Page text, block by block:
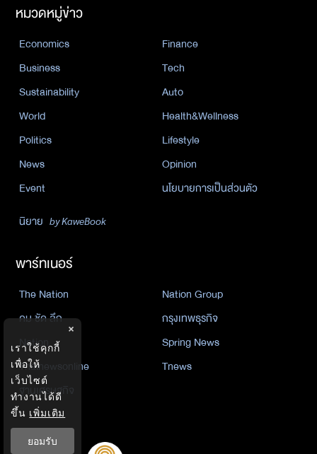
หมวดหมู่ข่าว
Economics
Finance
Business
Tech
Sustainability
Auto
World
Health&Wellness
Politics
Lifestyle
News
Opinion
Event
นโยบายการเป็นส่วนตัว
นิยาย by KaweBook
พาร์ทเนอร์
The Nation
Nation Group
คม ชัด ลึก
กรุงเทพธุรกิจ
Nation
Spring News
Thainewsonline
Tnews
ฐานเศรษฐกิจ
×
เราใช้คุกกี้
เพื่อให้
เว็บไซต์
ทำงานได้ดี
ขึ้น เพิ่มเติม
ยอมรับ